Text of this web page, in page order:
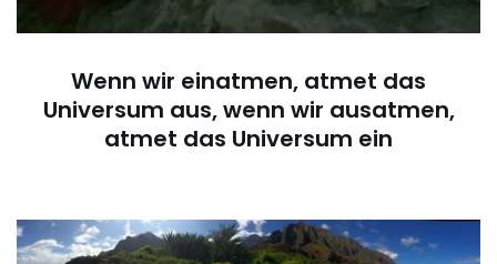
Wenn wir einatmen, atmet das
Universum aus, wenn wir ausatmen,
atmet das Universum ein